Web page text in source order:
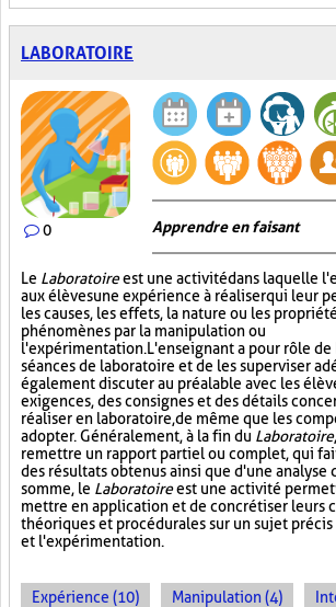
LABORATOIRE
0 Apprendre en faisant
Le Laboratoireest une activité dans laquelle
aux élèves une expérience à réaliser qui leur
les causes, les effets, la nature ou les
phénomènes par la manipulation ou
l'expérimentation. L'enseignant a pour rôle
séances de laboratoire et de les superviser
également discuter au préalable avec les
exigences, des consignes et des détails
réaliser en laboratoire, de même que les
adopter. Généralement, à la fin du Laboratoire
remettre un rapport partiel ou complet, qui
des résultats obtenus ainsi que d'une analyse
somme, le Laboratoireest une activité
mettre en application et de concrétiser leurs
théoriques et procédurales sur un sujet
et l'expérimentation.
Expérience (10) Manipulation (4)